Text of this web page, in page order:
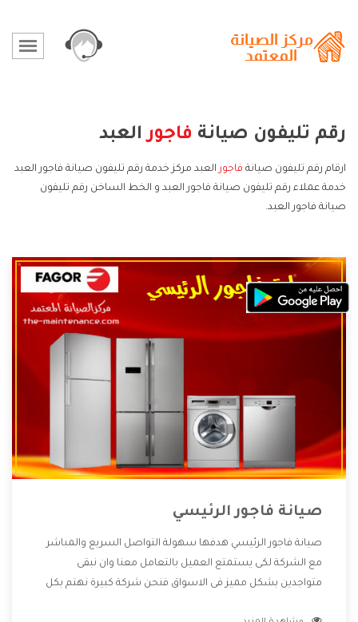
رقم تليفون صيانة فاجورالعبد
ارقام رقم تليفون صيانة فاجور العبد مركز خدمة رقم تليفون صيانة فاجور العبد
خدمة عملاء رقم تليفون صيانة فاجور العبد و الخط الساخن رقم تليفون
صيانة فاجور العبد.
صيانة فاجور الرئيسي
صيانة فاجور الرئيسي هدفها سهولة التواصل السريع والمباشر
مع الشركة لكى يستمتع العميل بالتعامل معنا وان نبقى
متواجدين بشكل مميز فى الاسواق فنحن شركة كبيرة نهتم بكل